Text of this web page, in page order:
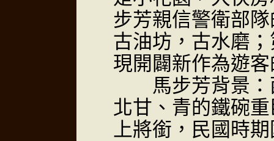
步芳親信警衛部
古油坊，古水磨
現開闢新作為遊
馬步芳背景：
北甘、青的鐵碗
上將銜，民國時